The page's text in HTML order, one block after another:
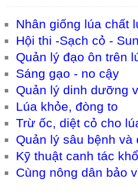
Nhân giống lúa chất
Hội thi -Sạch cỏ -
Quản lý đạo ôn trên
Sáng gạo - no cậy
Quản lý dinh dưỡng
Lúa khỏe, đòng to
Trừ ốc, diệt cỏ cho
Quản lý sâu bệnh
Kỹ thuật canh tác
Cùng nông dân bảo